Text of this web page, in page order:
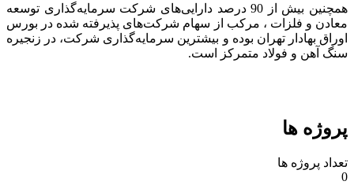
همچنین بیش از 90 درصد دارایی‌های شرکت سرمایه‌گذاری توسعه
معادن و فلزات ، مرکب از سهام شرکت‌های پذیرفته شده در بورس
اوراق بهادار تهران بوده و بیشترین سرمایه‌گذاری شرکت، در زنجیره
سنگ آهن و فولاد متمرکز است.
پروژه ها
تعداد پروژه ها
0